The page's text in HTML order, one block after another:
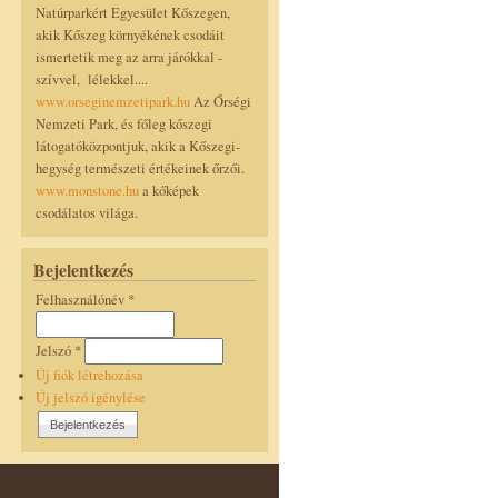
Natúrparkért Egyesület Kőszegen,
akik Kőszeg környékének csodáit
ismertetik meg az arra járókkal -
szívvel, lélekkel....
www.orseginemzetipark.huAz Őrségi
Nemzeti Park, és főleg kőszegi
látogatóközpontjuk, akik a Kőszegi-
hegység természeti értékeinek őrzői.
www.monstone.hua kőképek
csodálatos világa.
Bejelentkezés
Felhasználónév *
Jelszó *
Új fiók létrehozása
Új jelszó igénylése